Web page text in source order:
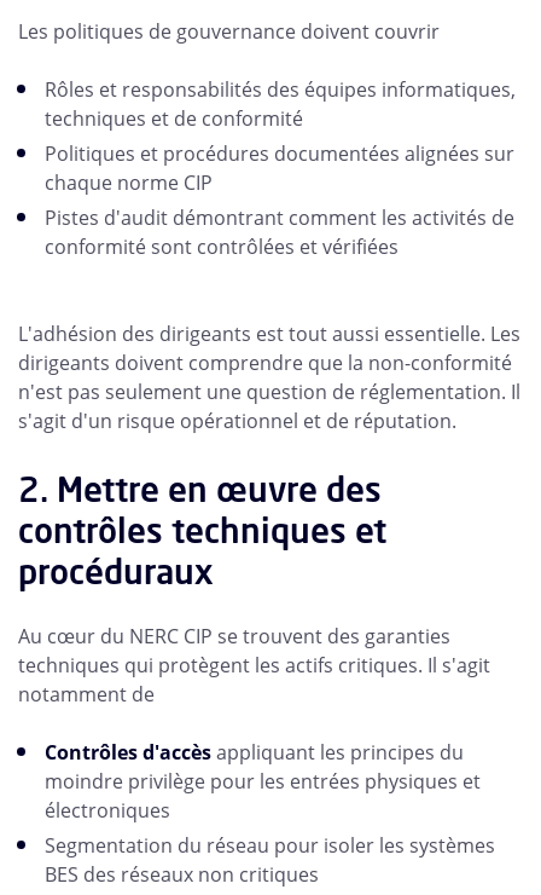
Les politiques de gouvernance doivent couvrir
Rôles et responsabilités des équipes informatiques,
techniques et de conformité
Politiques et procédures documentées alignées sur
chaque norme CIP
Pistes d'audit démontrant comment les activités de
conformité sont contrôlées et vérifiées
L'adhésion des dirigeants est tout aussi essentielle. Les
dirigeants doivent comprendre que la non-conformité
n'est pas seulement une question de réglementation. Il
s'agit d'un risque opérationnel et de réputation.
2. Mettre en œuvre des
contrôles techniques et
procéduraux
Au cœur du NERC CIP se trouvent des garanties
techniques qui protègent les actifs critiques. Il s'agit
notamment de
Contrôles d'accèsappliquant les principes du
moindre privilège pour les entrées physiques et
électroniques
Segmentation du réseau pour isoler les systèmes
BES des réseaux non critiques